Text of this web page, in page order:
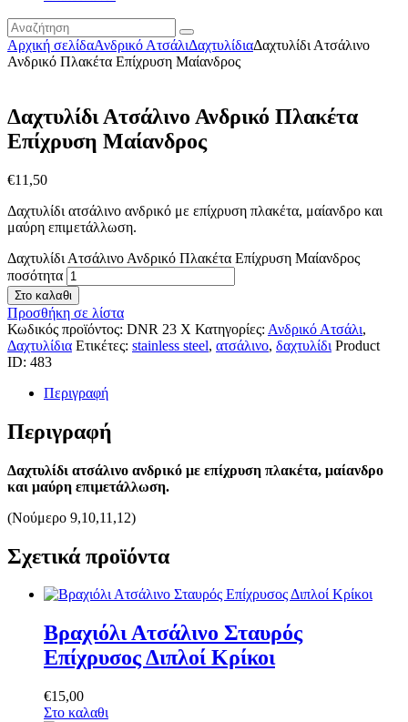
Αρχική σελίδαΑνδρικό ΑτσάλιΔαχτυλίδιαΔαχτυλίδι Ατσάλινο
Ανδρικό Πλακέτα Επίχρυση Μαίανδρος
Δαχτυλίδι Ατσάλινο Ανδρικό Πλακέτα
Επίχρυση Μαίανδρος
€11 ,50
Δαχτυλίδι ατσάλινο ανδρικό με επίχρυση πλακέτα, μαίανδρο και
μαύρη επιμετάλλωση.
Δαχτυλίδι Ατσάλινο Ανδρικό Πλακέτα Επίχρυση Μαίανδρος
ποσότητα
Στο καλαθι
Προσθήκη σε λίστα
Κωδικός προϊόντος: DNR 23 X Κατηγορίες: Ανδρικό Ατσάλι,
Δαχτυλίδια Ετικέτες: stainless steel, ατσάλινο, δαχτυλίδι Product
ID: 483
Περιγραφή
Περιγραφή
Δαχτυλίδι ατσάλινο ανδρικό με επίχρυση πλακέτα, μαίανδρο
και μαύρη επιμετάλλωση.
(Νούμερο 9,10,11,12)
Σχετικά προϊόντα
Βραχιόλι Ατσάλινο Σταυρός
Επίχρυσος Διπλοί Κρίκοι
€15,00
Στο καλαθι